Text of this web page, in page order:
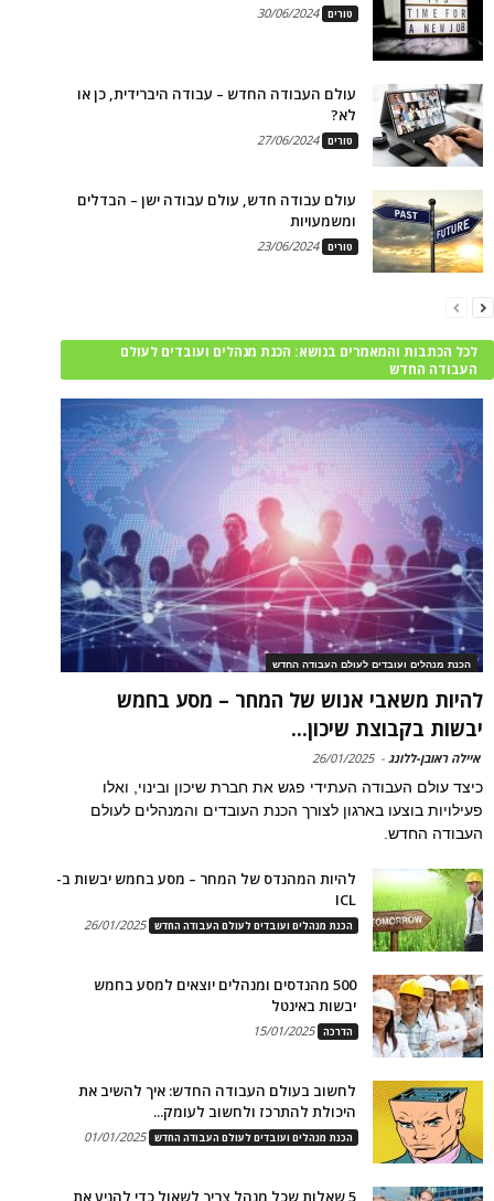
טורים 30/06/2024
עולם העבודה החדש – עבודה היברידית, כן או
לא?
טורים 27/06/2024
עולם עבודה חדש, עולם עבודה ישן – הבדלים
ומשמעויות
טורים 23/06/2024
לכל הכתבות והמאמרים בנושא: הכנת מנהלים ועובדים לעולם
העבודה החדש
הכנת מנהלים ועובדים לעולם העבודה החדש
להיות משאבי אנוש של המחר – מסע בחמש
יבשות בקבוצת שיכון...
איילה ראובן-ללונג -
26/01/2025
כיצד עולם העבודה העתידי פגש את חברת שיכון ובינוי, ואלו
פעילויות בוצעו בארגון לצורך הכנת העובדים והמנהלים לעולם
העבודה החדש.
להיות המהנדס של המחר – מסע בחמש יבשות ב-
ICL
הכנת מנהלים ועובדים לעולם העבודה החדש 26/01/2025
500 מהנדסים ומנהלים יוצאים למסע בחמש
יבשות באינטל
הדרכה 15/01/2025
לחשוב בעולם העבודה החדש: איך להשיב את
היכולת להתרכז ולחשוב לעומק...
הכנת מנהלים ועובדים לעולם העבודה החדש 01/01/2025
5 שאלות שכל מנהל צריך לשאול כדי להניע את